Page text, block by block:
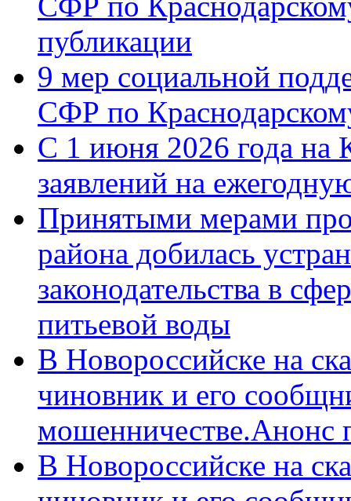
публикации
9 мер социальной
СФР по
С 1 июня 2026 года на
заявлений на
Принятыми мерами
района добилась
законодательства в
питьевой воды
В Новороссийске на
чиновник и его
мошенничестве.Анонс
В Новороссийске на